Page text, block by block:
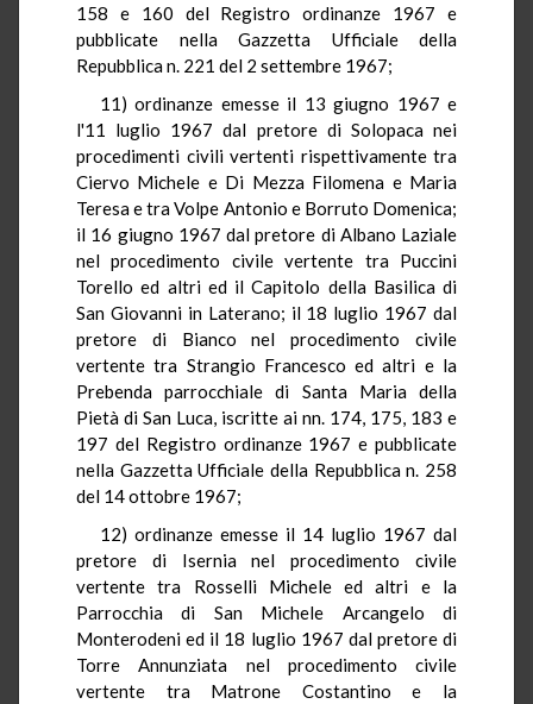
158 e 160 del Registro ordinanze 1967 e
pubblicate nella Gazzetta Ufficiale della
Repubblica n. 221 del 2 settembre 1967;
11) ordinanze emesse il 13 giugno 1967 e
l'11 luglio 1967 dal pretore di Solopaca nei
procedimenti civili vertenti rispettivamente tra
Ciervo Michele e Di Mezza Filomena e Maria
Teresa e tra Volpe Antonio e Borruto Domenica;
il 16 giugno 1967 dal pretore di Albano Laziale
nel procedimento civile vertente tra Puccini
Torello ed altri ed il Capitolo della Basilica di
San Giovanni in Laterano; il 18 luglio 1967 dal
pretore di Bianco nel procedimento civile
vertente tra Strangio Francesco ed altri e la
Prebenda parrocchiale di Santa Maria della
Pietà di San Luca, iscritte ai nn. 174, 175, 183 e
197 del Registro ordinanze 1967 e pubblicate
nella Gazzetta Ufficiale della Repubblica n. 258
del 14 ottobre 1967;
12) ordinanze emesse il 14 luglio 1967 dal
pretore di Isernia nel procedimento civile
vertente tra Rosselli Michele ed altri e la
Parrocchia di San Michele Arcangelo di
Monterodeni ed il 18 luglio 1967 dal pretore di
Torre Annunziata nel procedimento civile
vertente tra Matrone Costantino e la